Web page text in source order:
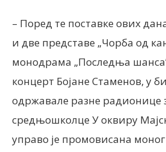
– Поред те поставке ових
и две представе „Чорба од
монодрама „Последња
концерт Бојане Стаменов, у
одржавале разне радионице
средњошколце У оквиру
управо је промовисана